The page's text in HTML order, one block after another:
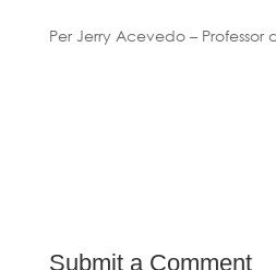
Per Jerry Acevedo – Professor
Submit a Comment